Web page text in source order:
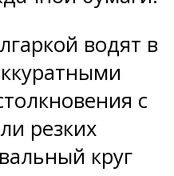
водят в
с
резких
круг